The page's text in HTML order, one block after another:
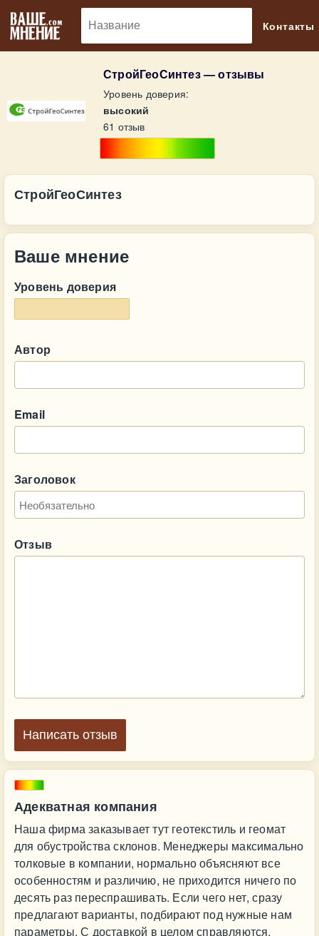
Контакты
СтройГеоСинтез — отзывы
Уровень доверия:
высокий
61 отзыв
Адекватная компания
Наша фирма заказывает тут геотекстиль и геомат
для обустройства склонов. Менеджеры максимально
толковые в компании, нормально объясняют все
особенностям и различию, не приходится ничего по
десять раз переспрашивать. Если чего нет, сразу
предлагают варианты, подбирают под нужные нам
параметры. С доставкой в целом справляются.
СтройГеоСинтез
Ваше мнение
Уровень доверия
Автор
Email
Заголовок
Отзыв
Написать отзыв